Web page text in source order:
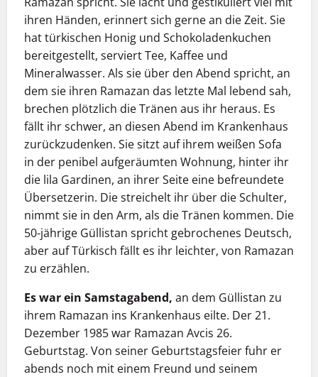
ihren Händen, erinnert sich gerne an die Zeit. Sie
hat türkischen Honig und Schokoladenkuchen
bereitgestellt, serviert Tee, Kaffee und
Mineralwasser. Als sie über den Abend spricht, an
dem sie ihren Ramazan das letzte Mal lebend sah,
brechen plötzlich die Tränen aus ihr heraus. Es
fällt ihr schwer, an diesen Abend im Krankenhaus
zurückzudenken. Sie sitzt auf ihrem weißen Sofa
in der penibel aufgeräumten Wohnung, hinter ihr
die lila Gardinen, an ihrer Seite eine befreundete
Übersetzerin. Die streichelt ihr über die Schulter,
nimmt sie in den Arm, als die Tränen kommen. Die
50-jährige Güllistan spricht gebrochenes Deutsch,
aber auf Türkisch fällt es ihr leichter, von Ramazan
zu erzählen.
Es war ein Samstagabend, an dem Güllistan zu
ihrem Ramazan ins Krankenhaus eilte. Der 21.
Dezember 1985 war Ramazan Avcis 26.
Geburtstag. Von seiner Geburtstagsfeier fuhr er
abends noch mit einem Freund und seinem